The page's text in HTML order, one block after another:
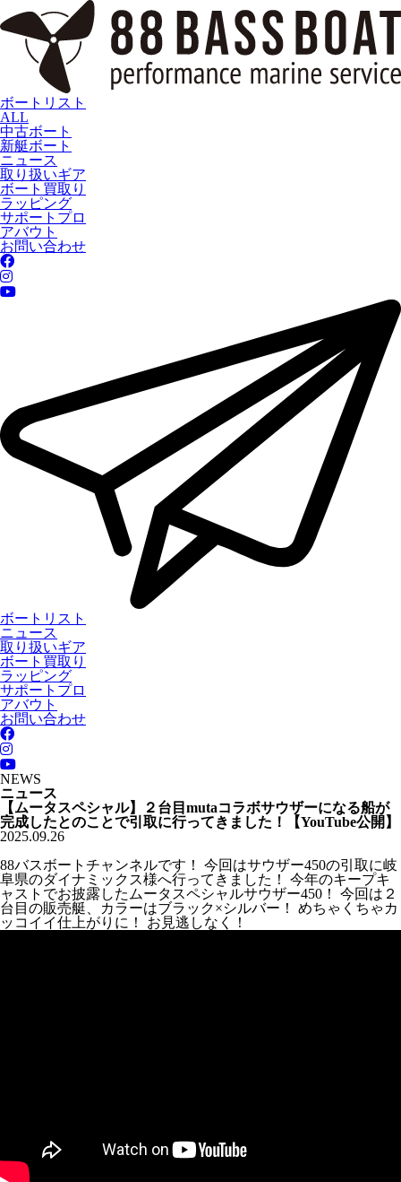
ボートリスト
ALL
中古ボート
新艇ボート
ニュース
取り扱いギア
ボート買取り
ラッピング
サポートプロ
アバウト
お問い合わせ
ボートリスト
ニュース
取り扱いギア
ボート買取り
ラッピング
サポートプロ
アバウト
お問い合わせ
NEWS
ニュース
【ムータスペシャル】２台目mutaコラボサウザーになる船が
完成したとのことで引取に行ってきました！【YouTube公開】
2025.09.26
88バスボートチャンネルです！ 今回はサウザー450の引取に岐
阜県のダイナミックス様へ行ってきました！ 今年のキープキ
ャストでお披露したムータスペシャルサウザー450！ 今回は２
台目の販売艇、カラーはブラック×シルバー！ めちゃくちゃカ
ッコイイ仕上がりに！ お見逃しなく！